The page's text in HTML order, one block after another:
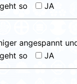
geht so JA
angespannt
geht so JA